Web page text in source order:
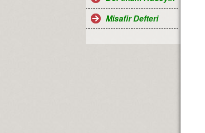
Misafir Defteri